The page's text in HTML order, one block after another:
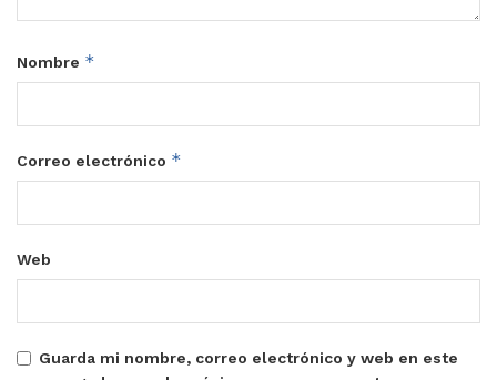
Nombre *
Correo electrónico *
Web
Guarda mi nombre, correo electrónico y web en este